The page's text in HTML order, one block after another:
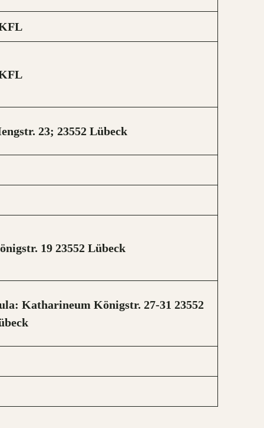
23; 23552 Lübeck
19 23552 Lübeck
Katharineum Königstr. 27-31 23552